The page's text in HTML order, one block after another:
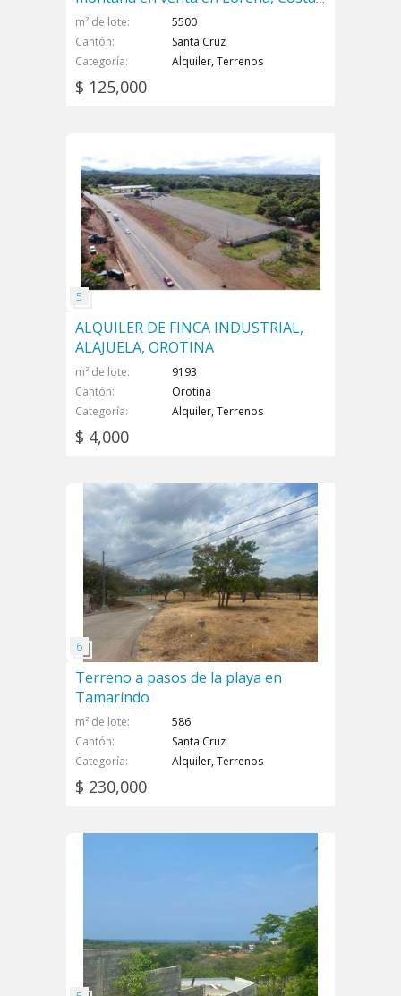
Rica
m² de lote
5500
Cantón
Santa Cruz
Categoría
Alquiler, Terrenos
$ 125,000
ALQUILER DE FINCA INDUSTRIAL,
ALAJUELA, OROTINA
m² de lote
9193
Cantón
Orotina
Categoría
Alquiler, Terrenos
$ 4,000
Terreno a pasos de la playa en
Tamarindo
m² de lote
586
Cantón
Santa Cruz
Categoría
Alquiler, Terrenos
$ 230,000